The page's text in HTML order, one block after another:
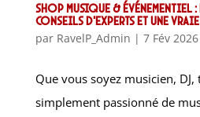
Shop musique & événementiel
conseils d’experts et une
par RavelP_Admin | 7 Fév 2026
Que vous soyez musicien,
simplement passionné de